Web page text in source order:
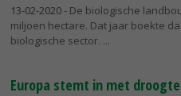
13-02-2020- De biologische
miljoen hectare. Dat jaar boekte
biologische sector.
Europa stemt in met